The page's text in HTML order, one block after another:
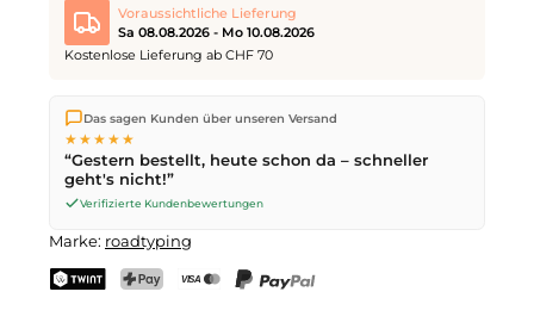
Voraussichtliche Lieferung
Sa 08.08.2026 - Mo 10.08.2026
Kostenlose Lieferung ab CHF 70
Wir versenden direkt aus unserem Lager in Kriens. Ab
ist die Lieferung kostenlos. Bestellungen bis
werden noch am selben Tag versendet – Zustellung am
nächsten Werktagmit der Schweizerischen Post.
Samstagszustellung am
bisFreitag, 17 Uhr.
Das sagen Kunden über unseren Versand
★★★★★
“Gestern bestellt, heute schon da – schneller
geht's nicht!”
Verifizierte Kundenbewertungen
Marke: roadtyping